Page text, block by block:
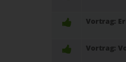
Vortrag:
Vortrag: